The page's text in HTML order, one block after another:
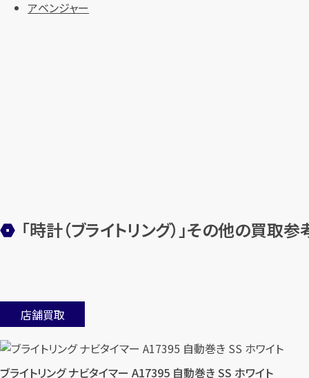
アベンジャー
「時計（ブライトリング）」その他の買取
店舗買取
ブライトリング ナビタイマー A17395 自動巻き SS ホワイト